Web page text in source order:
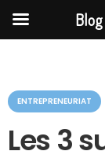
C
a ENTREPRENEURIAT
Les 3